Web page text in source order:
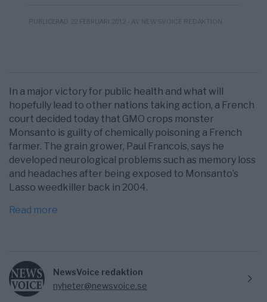
PUBLICERAD 22 FEBRUARI 2012 - AV NEWSVOICE REDAKTION
In a major victory for public health and what will
hopefully lead to other nations taking action, a French
court decided today that GMO crops monster
Monsanto is guilty of chemically poisoning a French
farmer. The grain grower, Paul Francois, says he
developed neurological problems such as memory loss
and headaches after being exposed to Monsanto’s
Lasso weedkiller back in 2004.
Read more
NewsVoice redaktion
nyheter@newsvoice.se